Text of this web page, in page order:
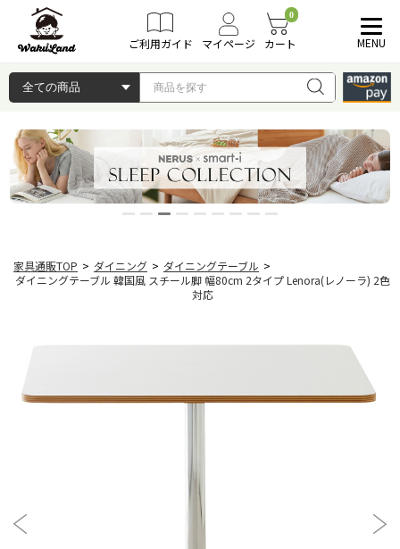
ご利用ガイド マイページ
0
カート MENU
家具通販TOP > ダイニング > ダイニングテーブル >
ダイニングテーブル 韓国風 スチール脚 幅80cm 2タイプ Lenora(レノーラ) 2色
対応